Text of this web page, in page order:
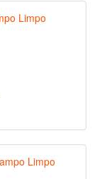
Limpo
Limpo